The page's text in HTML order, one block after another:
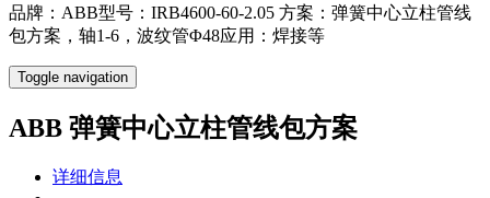
品牌：ABB型号：IRB4600-60-2.05 方案：弹簧中心立柱管线
包方案，轴1-6，波纹管Φ48应用：焊接等
Toggle navigation
ABB 弹簧中心立柱管线包方案
详细信息